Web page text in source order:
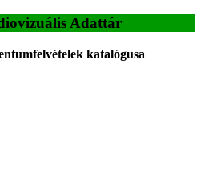
Adattár
katalógusa